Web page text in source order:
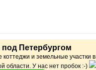
под Петербургом
и земельные участки в
области. У нас нет пробок :-)